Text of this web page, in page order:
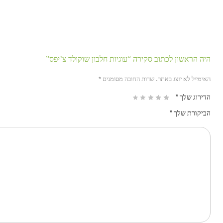
היה הראשון לכתוב סקירה “עוגיות חלבון שוקולד צ’יפס”
האימייל לא יוצג באתר. שדות החובה מסומנים *
הדירוג שלך*
הביקורת שלך*